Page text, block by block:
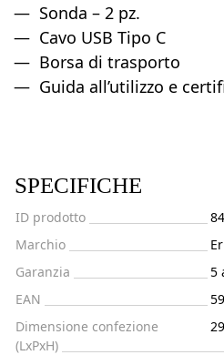
Sonda – 2 pz.
Cavo USB Tipo C
Borsa di trasporto
Guida all’utilizzo e
SPECIFICHE
ID prodotto
Marchio
Garanzia
5
EAN
Dimensione confezione
(LxPxH)